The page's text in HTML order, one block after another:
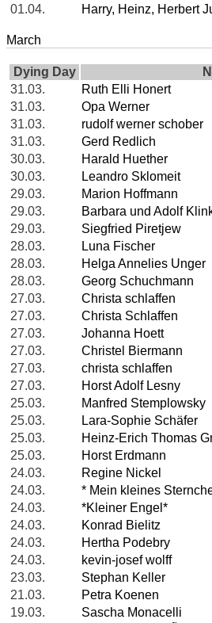
01.04.
Harry, Heinz, Herbert
March
Dying Day
31.03.
Ruth Elli Honert
31.03.
Opa Werner
31.03.
rudolf werner schober
31.03.
Gerd Redlich
30.03.
Harald Huether
30.03.
Leandro Sklomeit
29.03.
Marion Hoffmann
29.03.
Barbara und Adolf
29.03.
Siegfried Piretjew
28.03.
Luna Fischer
28.03.
Helga Annelies Unger
28.03.
Georg Schuchmann
27.03.
Christa schlaffen
27.03.
Christa Schlaffen
27.03.
Johanna Hoett
27.03.
Christel Biermann
27.03.
christa schlaffen
27.03.
Horst Adolf Lesny
25.03.
Manfred Stemplowsky
25.03.
Lara-Sophie Schäfer
25.03.
Heinz-Erich Thomas
25.03.
Horst Erdmann
24.03.
Regine Nickel
24.03.
* Mein kleines
24.03.
*Kleiner Engel*
24.03.
Konrad Bielitz
24.03.
Hertha Podebry
24.03.
kevin-josef wolff
23.03.
Stephan Keller
21.03.
Petra Koenen
19.03.
Sascha Monacelli